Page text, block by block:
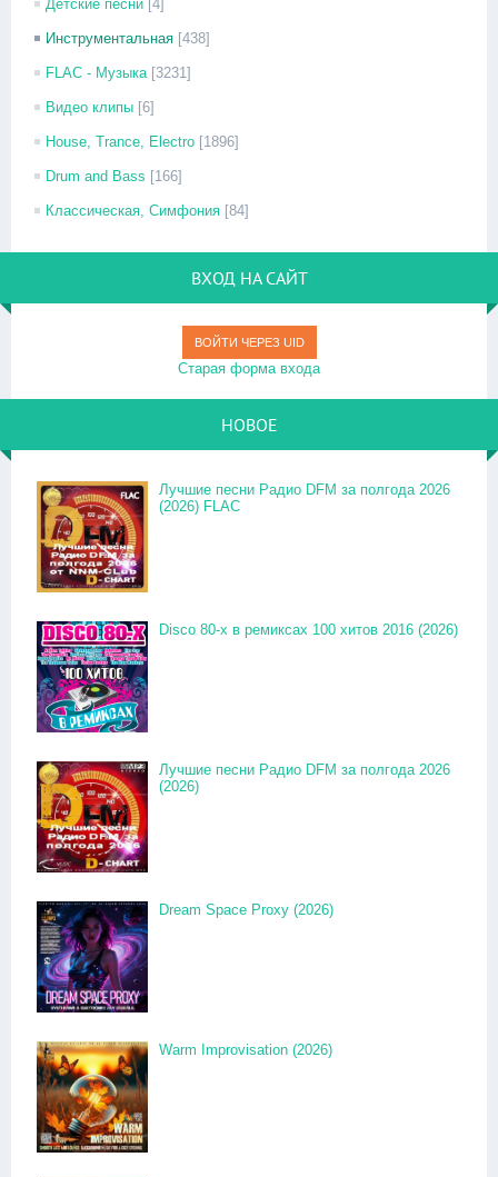
Детские песни [4]
Инструментальная [438]
FLAC - Музыка [3231]
Видео клипы [6]
House, Trance, Electro [1896]
Drum and Bass [166]
Классическая, Симфония [84]
ВХОД НА САЙТ
ВОЙТИ ЧЕРЕЗ UID
Старая форма входа
НОВОЕ
Лучшие песни Радио DFM за полгода 2026
(2026) FLAC
Disco 80-x в ремиксах 100 хитов 2016 (2026)
Лучшие песни Радио DFM за полгода 2026
(2026)
Dream Space Proxy (2026)
Warm Improvisation (2026)